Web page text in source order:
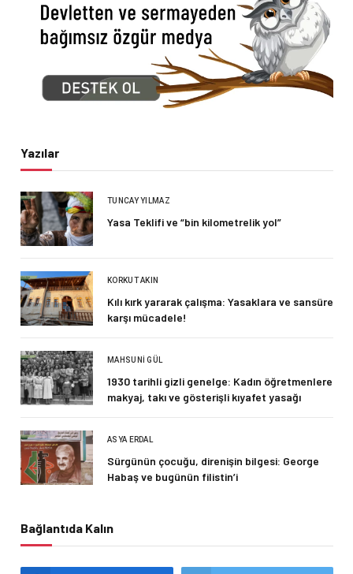
Yazılar
TUNCAY YILMAZ
Yasa Teklifi ve “bin kilometrelik yol”
KORKUT AKIN
Kılı kırk yararak çalışma: Yasaklara ve sansüre
karşı mücadele!
MAHSUNI GÜL
1930 tarihli gizli genelge: Kadın öğretmenlere
makyaj, takı ve gösterişli kıyafet yasağı
ASYA ERDAL
Sürgünün çocuğu, direnişin bilgesi: George
Habaş ve bugünün filistin’i
Bağlantıda Kalın